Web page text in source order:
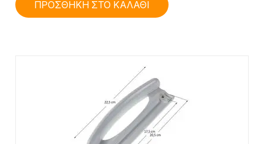
ΠΡΟΣΘΗΚΗ ΣΤΟ ΚΑΛΑΘΙ